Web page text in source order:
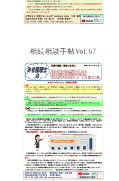
相続相談手帖Vol.67